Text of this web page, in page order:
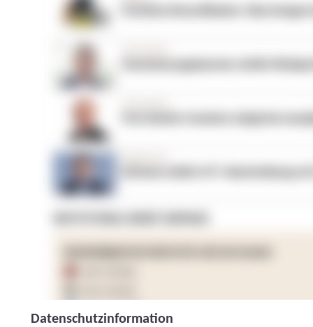
Datenschutzinformation